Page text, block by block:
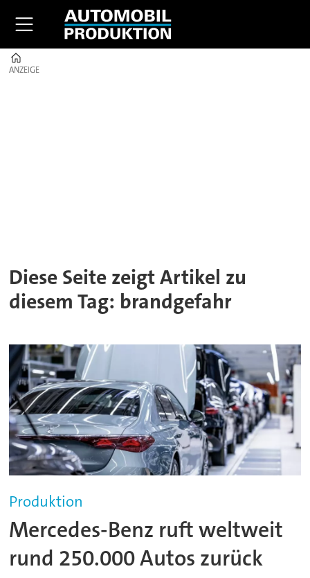
ANZEIGE
ANZEIGE
Diese Seite zeigt Artikel zu
diesem Tag: brandgefahr
Produktion
Mercedes-Benz ruft weltweit
rund 250.000 Autos zurück